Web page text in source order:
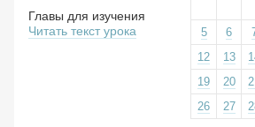
5
6
12
13
19
20
26
27
Главы для изучения
Читать текст урока